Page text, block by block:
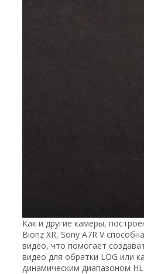
Как и другие камеры,
Bionz XR, Sony A7R V
видео, что помогает
видео для обратки LOG или
динамическим диапазоном